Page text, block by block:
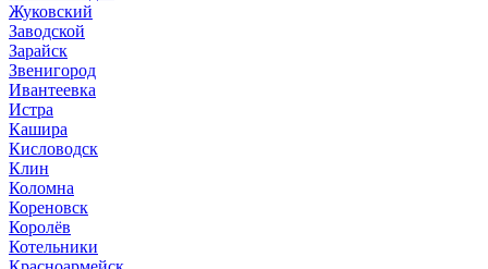
Жуковский
Заводской
Зарайск
Звенигород
Ивантеевка
Истра
Кашира
Кисловодск
Клин
Коломна
Кореновск
Королёв
Котельники